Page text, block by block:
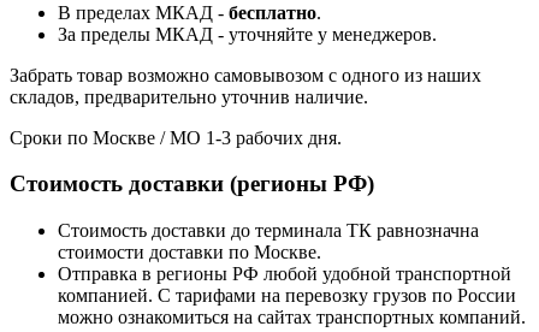
В пределах МКАД - бесплатно.
За пределы МКАД - уточняйте у менеджеров.
Забрать товар возможно самовывозом с одного из наших
складов, предварительно уточнив наличие.
Сроки по Москве / МО 1-3 рабочих дня.
Стоимость доставки (регионы РФ)
Стоимость доставки до терминала ТК равнозначна
стоимости доставки по Москве.
Отправка в регионы РФ любой удобной транспортной
компанией. С тарифами на перевозку грузов по России
можно ознакомиться на сайтах транспортных компаний.